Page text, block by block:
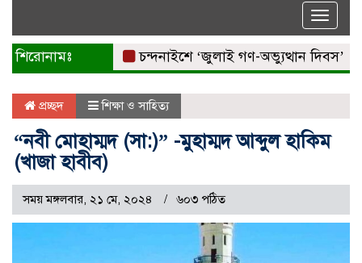
Toggle
শিরোনামঃ চন্দনাইশে ‘জুলাই গণ-অভ্যুত্থান দিবস’
প্রচ্ছদ শিক্ষা ও সাহিত্য
“নবী মোহাম্মদ (সা:)” -মুহাম্মদ আব্দুল হাকিম
(খাজা হাবীব)
সময় মঙ্গলবার, ২১ মে, ২০২৪ ৬০৩ পঠিত